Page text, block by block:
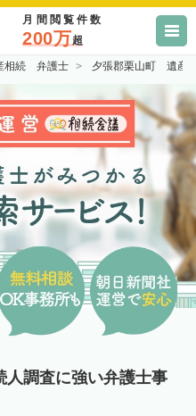
月間閲覧件数
200万超
相続 弁護士 夕張郡栗山町 遺産
人調査に強い弁護士事